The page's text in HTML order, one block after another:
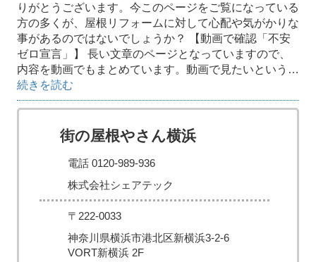
りがとうございます。今このページをご覧になっている
方の多くが、屋根リフォームに対して心配や気がかりな
事があるのではないでしょうか？ 【動画で確認「不安
ゼロ宣言」】 長い文章のページとなっていますので、
内容を動画でもまとめています。動画で見たいという…
続きを読む
街の屋根やさん横浜
電話 0120-989-936
株式会社シェアテック
〒222-0033
神奈川県横浜市港北区新横浜3-2-6
VORT新横浜 2F